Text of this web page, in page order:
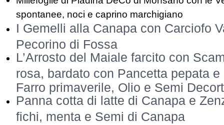
spontanee, noci e caprino marchigiano
I Gemelli alla Canapa con Carciofo
Pecorino di Fossa
L’Arrosto del Maiale farcito con
rosa, bardato con Pancetta pepata
Farro primaverile, Olio e Semi
Panna cotta di latte di Canapa e
fichi, menta e Semi di Canapa